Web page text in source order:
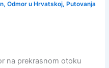
,Odmor u Hrvatskoj, Putovanja
na prekrasnom otoku